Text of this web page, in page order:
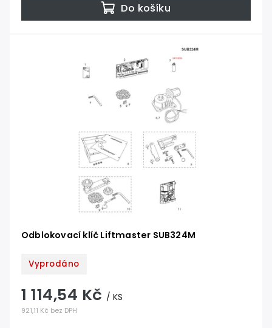
Do košíku
Odblokovací klíč Liftmaster SUB324M
Vyprodáno
921,11 Kč bez DPH
1 114,54 Kč / KS